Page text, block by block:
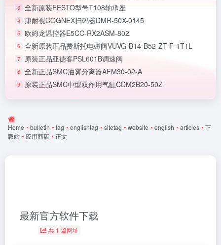
3 全新原装FESTO型号T108轴承座
4 康耐视COGNEX扫码器DMR-50X-0145
5 欧姆龙温控器E5CC-RX2ASM-802
6 全新原装正品费斯托电磁阀VUVG-B14-B52-ZT-F-1T1L
7 原装正品亚德客PSL601B调速阀
8 全新正品SMC油雾分离器AFM30-02-A
9 原装正品SMC中型双作用气缸CDM2B20-50Z
Home • bulletin • tag • englishtag • sitetag • website • english • articles • 下
载站 • 应用商店 • 正文
最新官方软件下载
共 1 篇网址